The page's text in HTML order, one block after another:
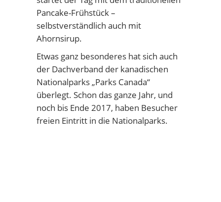
Pancake-Frühstück –
selbstverständlich auch mit
Ahornsirup.
Etwas ganz besonderes hat sich auch
der Dachverband der kanadischen
Nationalparks „Parks Canada“
überlegt. Schon das ganze Jahr, und
noch bis Ende 2017, haben Besucher
freien Eintritt in die Nationalparks.